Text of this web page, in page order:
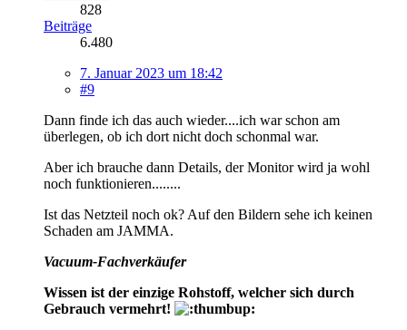
828
Beiträge
6.480
7. Januar 2023 um 18:42
#9
Dann finde ich das auch wieder....ich war schon am
überlegen, ob ich dort nicht doch schonmal war.
Aber ich brauche dann Details, der Monitor wird ja wohl
noch funktionieren........
Ist das Netzteil noch ok? Auf den Bildern sehe ich keinen
Schaden am JAMMA.
Vacuum-Fachverkäufer
Wissen ist der einzige Rohstoff, welcher sich durch
Gebrauch vermehrt!